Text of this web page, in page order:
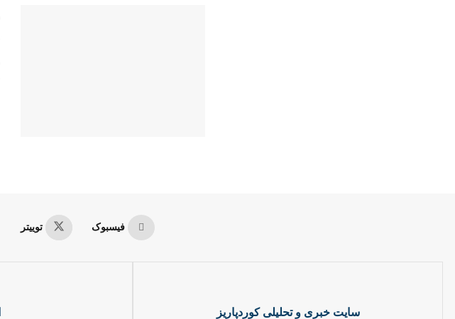
فیسبوک توییتر
سایت خبری و تحلیلی کوردپاریز